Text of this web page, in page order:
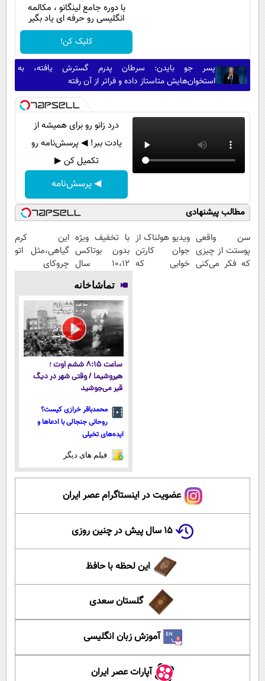
با دوره جامع لینگانو ، مکالمه
انگلیسی رو حرفه ای یاد بگیر
کلیک کن!
پسر جو بایدن: سرطان پدرم گسترش یافته، به
استخوان‌هایش متاستاز داده و فراتر از آن رفته
درد زانو رو برای همیشه از
یادت ببر! ◀ پرسش‌نامه رو
تکمیل کن ▶
◀ پرسش‌نامه
مطالب پیشنهادی
سن واقعی
پوستت از چیزی
که فکر می‌کنی
ویدیو هولناک از
جوان کارتن
خوابی که
با تخفیف ویژه
بدون بوتاکس
۱۰،۱۲ سال
جوون شو
این کرم
گیاهی،مثل اتو
چروکای
تماشاخانه
ساعت ۸:۱۵ ششم اوت ؛
هیروشیما / وقتی شهر در دیگ
قیر می‌جوشید
محمدباقر خرازی کیست؟
روحانی جنجالی با ادعاها و
ایده‌های تخیلی
فیلم های دیگر
عضویت در اینستاگرام عصر ایران
۱۵ سال پیش در چنین روزی
این لحظه با حافظ
گلستان سعدی
آموزش زبان انگلیسی
آپارات عصر ایران